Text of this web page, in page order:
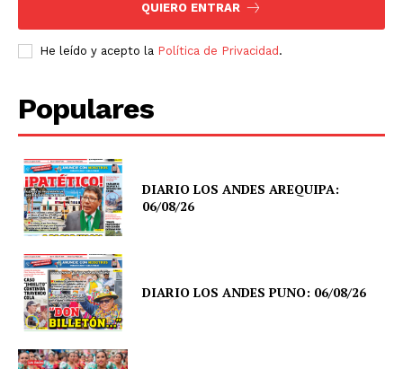
Diario los Andes
Nosotros
Prensa
QUIERO ENTRAR
He leído y acepto la Política de Privacidad .
Populares
DIARIO LOS ANDES AREQUIPA:
06/08/26
DIARIO LOS ANDES PUNO: 06/08/26